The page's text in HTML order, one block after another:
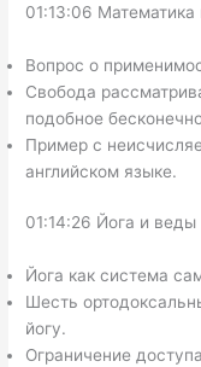
01:13:06 Математика
Вопрос о
Свобода
подобное
Пример с
английском языке.
01:14:26 Йога и веды
Йога как система
Шесть
йогу.
Ограничение